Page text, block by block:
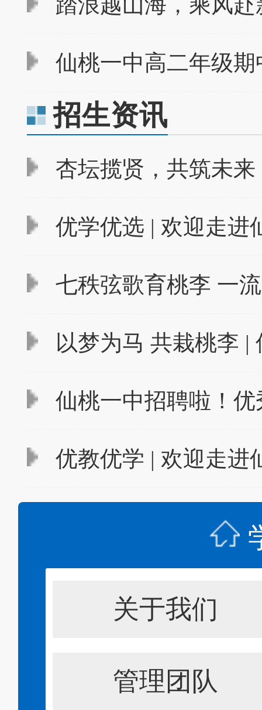
仙桃一中高二年级期
招生资讯
杏坛揽贤，共筑未来
优学优选 | 欢迎走进
七秩弦歌育桃李 一
以梦为马 共栽桃李 |
仙桃一中招聘啦！优
优教优学 | 欢迎走进
关于我们
管理团队